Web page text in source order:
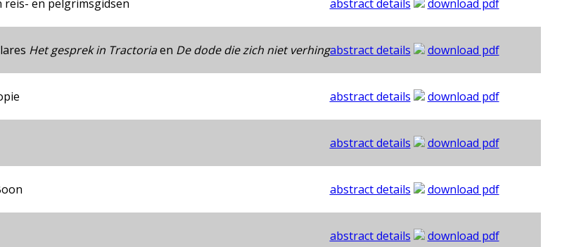
reis- en pelgrimsgidsen
abstract details
download pdf
Het gesprek in Tractoriaen De dode die zich niet verhingabstract details
download pdf
abstract details
download pdf
abstract details
download pdf
abstract details
download pdf
abstract details download pdf